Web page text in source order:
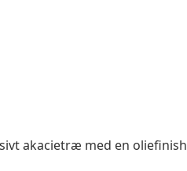
akacietræ med en oliefinish